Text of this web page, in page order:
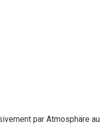
par Atmosphäre au